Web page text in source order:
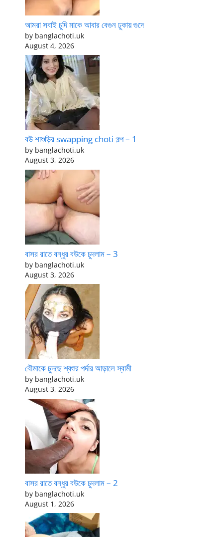
আমরা সবাই চুদি মাকে আবার বেগুন ঢুকায় গুদে
by banglachoti.uk
August 4, 2026
বউ শাশুড়ির swapping choti গল্প – 1
by banglachoti.uk
August 3, 2026
বাসর রাতে বন্ধুর বউকে চুদলাম – 3
by banglachoti.uk
August 3, 2026
বৌমাকে চুদছে শ্বশুর পর্দার আড়ালে স্বামী
by banglachoti.uk
August 3, 2026
বাসর রাতে বন্ধুর বউকে চুদলাম – 2
by banglachoti.uk
August 1, 2026